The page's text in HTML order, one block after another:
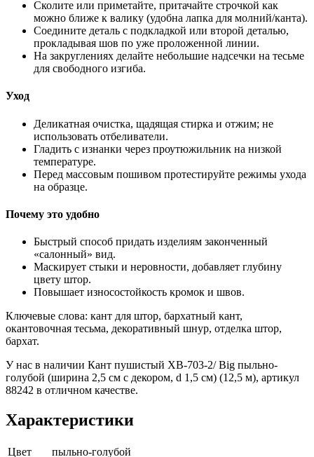
Сколите или приметайте, притачайте строчкой как
можно ближе к валику (удобна лапка для молний/канта).
Соедините деталь с подкладкой или второй деталью,
прокладывая шов по уже проложенной линии.
На закруглениях делайте небольшие надсечки на тесьме
для свободного изгиба.
Уход
Деликатная очистка, щадящая стирка и отжим; не
использовать отбеливатели.
Гладить с изнанки через проутюжильник на низкой
температуре.
Перед массовым пошивом протестируйте режимы ухода
на образце.
Почему это удобно
Быстрый способ придать изделиям законченный
«салонный» вид.
Маскирует стыки и неровности, добавляет глубину
цвету штор.
Повышает износостойкость кромок и швов.
Ключевые слова: кант для штор, бархатный кант,
окантовочная тесьма, декоративный шнур, отделка штор,
бархат.
У нас в наличии Кант пушистый XB-703-2/ Big пыльно-
голубой (ширина 2,5 см с декором, d 1,5 см) (12,5 м), артикул
88242 в отличном качестве.
Характеристики
Цвет
пыльно-голубой